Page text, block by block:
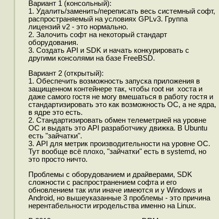
Вариант 1 (консольный):
1. Удалить/заменить/переписать весь системный софт,
распространяемый на условиях GPLv3. Группа
лицензий v2 - это нормально.
2. Залочить софт на некоторый стандарт
оборудования.
3. Создать API и SDK и начать конкурировать с
другими консолями на базе FreeBSD.
Вариант 2 (открытый):
1. Обеспечить возможность запуска приложения в
защищенном контейнере так, чтобы root ни хоста и
даже самого гостя не могу вмешаться в работу гостя и
стандартизировать это как возможность ОС, а не ядра,
в ядре это есть.
2. Стандартизировать обмен телеметрией на уровне
ОС и выдать это API разработчику движка. В Ubuntu
есть "зайчатки".
3. API для метрик производительности на уровне ОС.
Тут вообще всё плохо, "зайчатки" есть в systemd, но
это просто ничто.
Проблемы с оборудованием и драйверами, SDK
сложности с распространением софта и его
обновлением так или иначе имеются и у Windows и
Android, но вышеуказанные 3 проблемы - это причина
нерентабельности игродельства именно на Linux.